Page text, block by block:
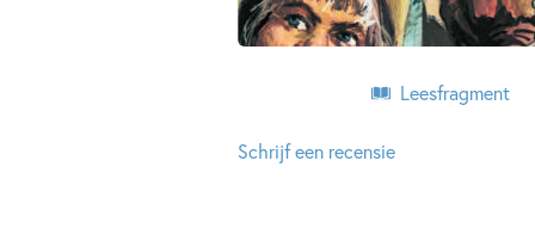
Leesfragment
Schrijf een recensie